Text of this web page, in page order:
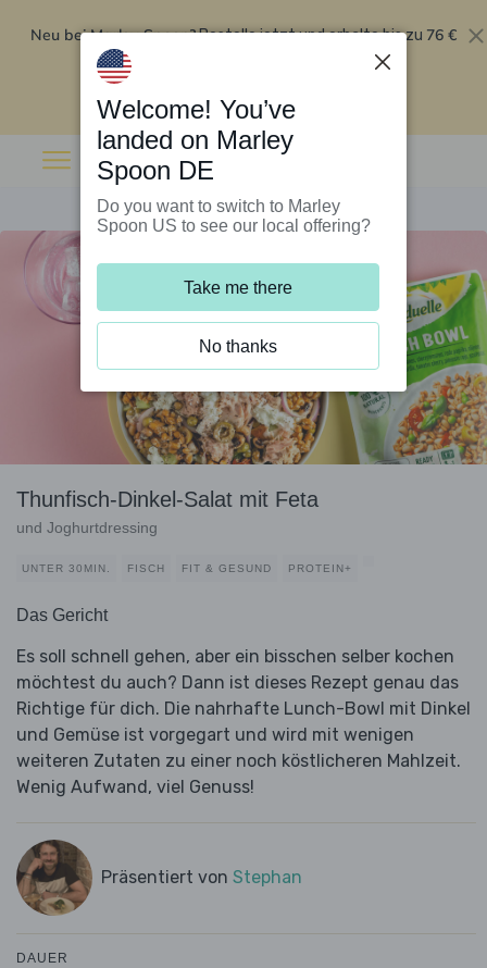
Neu bei Marley Spoon?Bestelle jetzt und erhalte bis zu 76 €
Rabatt auf deine ersten fünf Boxen
Thunfisch-Dinkel-Salat mit Feta
und Joghurtdressing
UNTER 30MIN. FISCH FIT & GESUND PROTEIN+
Das Gericht
Es soll schnell gehen, aber ein bisschen selber kochen
möchtest du auch? Dann ist dieses Rezept genau das
Richtige für dich. Die nahrhafte Lunch-Bowl mit Dinkel
und Gemüse ist vorgegart und wird mit wenigen
weiteren Zutaten zu einer noch köstlicheren Mahlzeit.
Wenig Aufwand, viel Genuss!
Präsentiert von Stephan
DAUER
Welcome! You’ve
landed on Marley
Spoon DE
Do you want to switch to Marley
Spoon US to see our local offering?
Take me there
No thanks